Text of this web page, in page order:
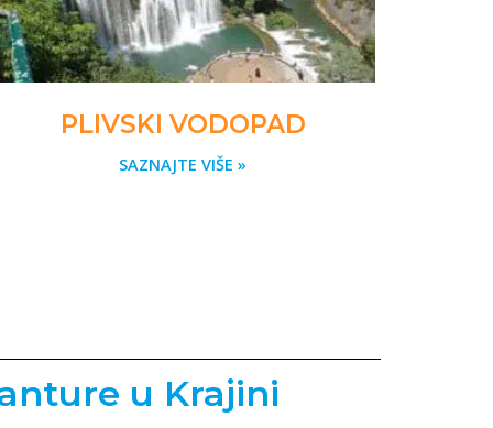
PLIVSKI VODOPAD
SAZNAJTE VIŠE »
u Krajini